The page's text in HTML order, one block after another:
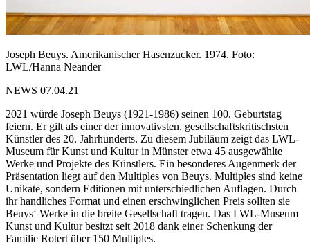
Joseph Beuys. Amerikanischer Hasenzucker. 1974. Foto:
LWL/Hanna Neander
NEWS 07.04.21
2021 würde Joseph Beuys (1921-1986) seinen 100. Geburtstag
feiern. Er gilt als einer der innovativsten, gesellschaftskritischsten
Künstler des 20. Jahrhunderts. Zu diesem Jubiläum zeigt das LWL-
Museum für Kunst und Kultur in Münster etwa 45 ausgewählte
Werke und Projekte des Künstlers. Ein besonderes Augenmerk der
Präsentation liegt auf den Multiples von Beuys. Multiples sind keine
Unikate, sondern Editionen mit unterschiedlichen Auflagen. Durch
ihr handliches Format und einen erschwinglichen Preis sollten sie
Beuys‘ Werke in die breite Gesellschaft tragen. Das LWL-Museum
Kunst und Kultur besitzt seit 2018 dank einer Schenkung der
Familie Rotert über 150 Multiples.